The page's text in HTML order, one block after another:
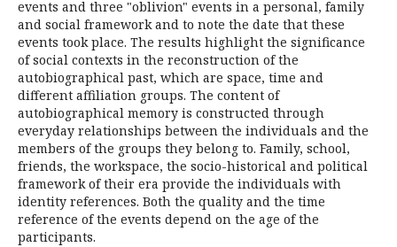
events and three "oblivion" events in a personal, family
and social framework and to note the date that these
events took place. The results highlight the significance
of social contexts in the reconstruction of the
autobiographical past, which are space, time and
different affiliation groups. The content of
autobiographical memory is constructed through
everyday relationships between the individuals and the
members of the groups they belong to. Family, school,
friends, the workspace, the socio-historical and political
framework of their era provide the individuals with
identity references. Both the quality and the time
reference of the events depend on the age of the
participants.